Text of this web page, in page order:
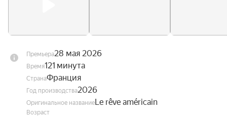
Премьера28 мая 2026
Время121 минута
СтранаФранция
Год производства2026
Оригинальное названиеLe rêve américain
Возраст